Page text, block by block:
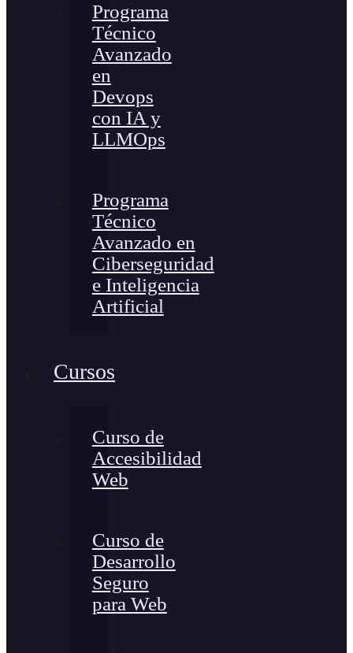
Programa
Técnico
Avanzado
en
Devops
con IA y
LLMOps
Programa
Técnico
Avanzado en
Ciberseguridad
e Inteligencia
Artificial
Cursos
Curso de
Accesibilidad
Web
Curso de
Desarrollo
Seguro
para Web